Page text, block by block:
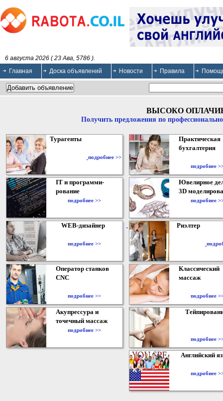
6 августа 2026 ( 23 Ава, 5786 ).
Главная
Доска объявлений Новости Правила
ВЫСОКО
Получить предложения по
Турагенты
подробнее >>
Практическая
бухгалтерия
подробнее
IT и программи-
рование
подробнее >>
Ювелирное
3D
подробнее
WEB-дизайнер
подробнее >>
Риэлтер
Оператор станков
CNC
подробнее >>
Классический
массаж
подробнее
Акупрессура и
точечный массаж
подробнее >>
подробнее
Английский
подробнее